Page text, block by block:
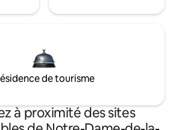
de tourisme
à proximité des sites